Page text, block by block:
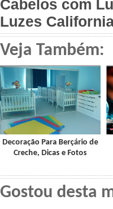
Cabelos com
Luzes
Veja Também:
Decoração Para Berçário de
Creche, Dicas e Fotos
Gostou desta